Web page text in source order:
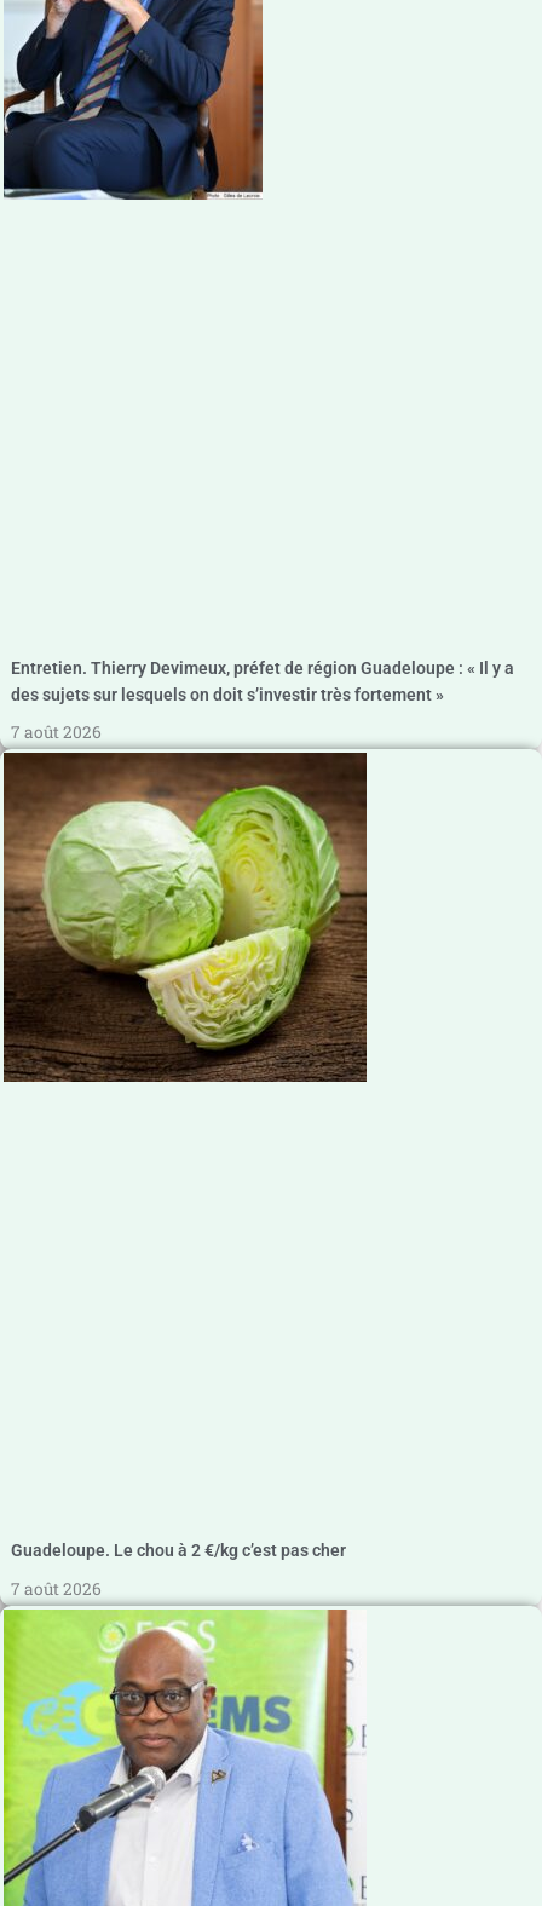
Entretien. Thierry Devimeux, préfet de région Guadeloupe : « Il y a
des sujets sur lesquels on doit s’investir très fortement »
7 août 2026
Guadeloupe. Le chou à 2 €/kg c’est pas cher
7 août 2026